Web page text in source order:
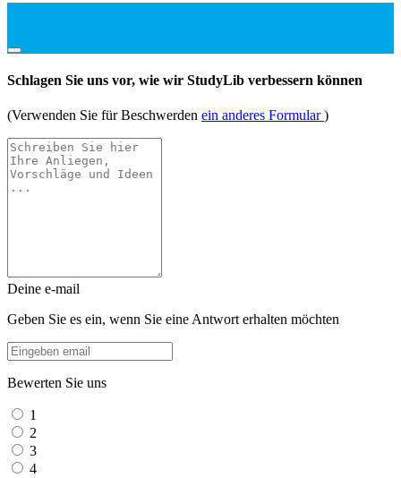
Schlagen Sie uns vor, wie wir StudyLib verbessern können
(Verwenden Sie für Beschwerden ein anderes Formular)
Deine e-mail
Geben Sie es ein, wenn Sie eine Antwort erhalten möchten
Bewerten Sie uns
1
2
3
4